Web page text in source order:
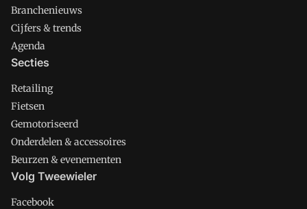
Branchenieuws
Cijfers & trends
Agenda
Secties
Retailing
Fietsen
Gemotoriseerd
Onderdelen & accessoires
Beurzen & evenementen
Volg Tweewieler
Facebook